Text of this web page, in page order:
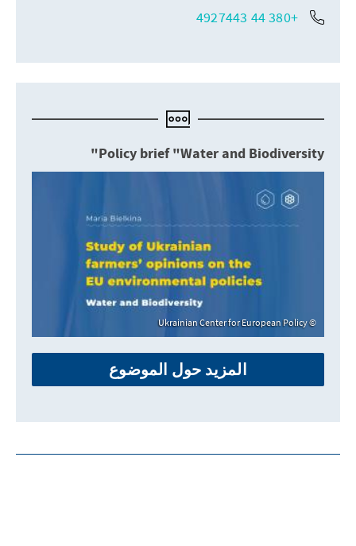
+380 44 4927443
Policy brief "Water and Biodiversity"
Ukrainian Center for European Policy
المزيد حول الموضوع